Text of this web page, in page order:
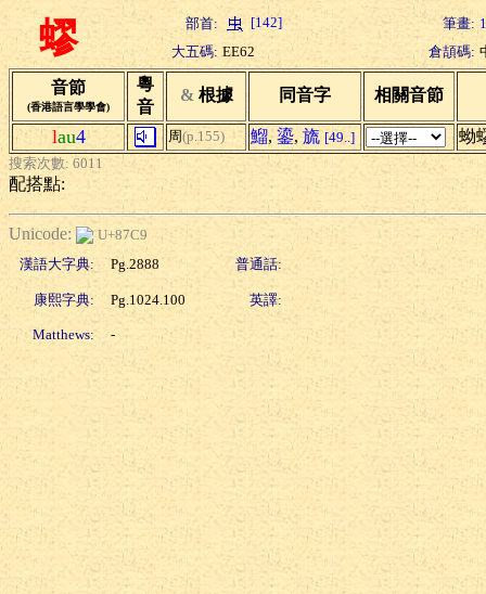
蟉 部首: [142] 筆畫:
大五碼: EE62 倉頡碼:
音節
(香港語言學學會)
粵
音
& 根據 同音字 相關音節
lau4 周(p.155) 鰡, 鎏, 旒 [49..] 蚴
搜索次數: 6011
配搭點:
Unicode:
U+87C9
漢語大字典:
Pg.2888 普通話:
康熙字典: Pg.1024.100 英譯:
Matthews: -